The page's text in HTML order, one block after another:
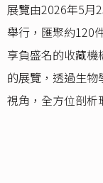
展覽由2026年5月
舉行，匯聚約120
享負盛名的收藏機
的展覽，透過生
視角，全方位剖析